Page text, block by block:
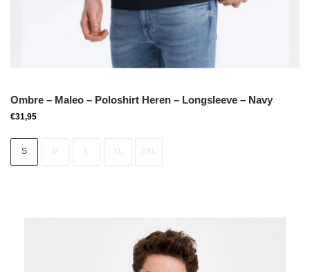
Ombre – Maleo – Poloshirt Heren – Longsleeve – Navy
€31,95
S